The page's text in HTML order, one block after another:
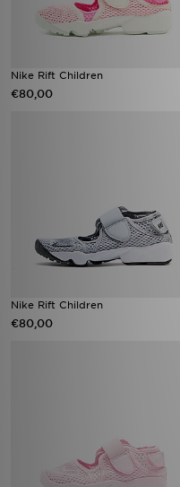
Nike Rift Children
€80,00
Nike Rift Children
€80,00